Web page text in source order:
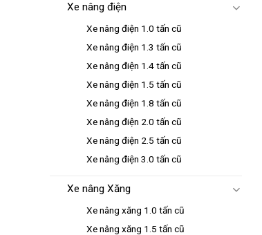
Xe nâng điện
Xe nâng điện 1.0 tấn cũ
Xe nâng điện 1.3 tấn cũ
Xe nâng điện 1.4 tấn cũ
Xe nâng điện 1.5 tấn cũ
Xe nâng điện 1.8 tấn cũ
Xe nâng điện 2.0 tấn cũ
Xe nâng điện 2.5 tấn cũ
Xe nâng điện 3.0 tấn cũ
Xe nâng Xăng
Xe nâng xăng 1.0 tấn cũ
Xe nâng xăng 1.5 tấn cũ